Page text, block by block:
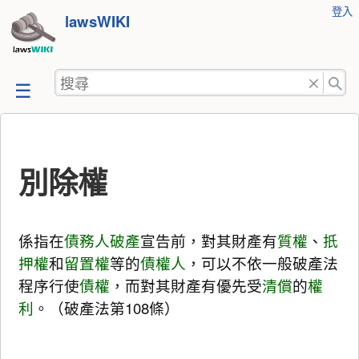
跳
至
容
lawsWIKI
工
登入
搜
尋
別除權
係指在債務人破產宣告前，對其財產有質權 、扺
押權和留置權等的債權人 ，可以不依一般破產法
程序行使債權 ，而對其財產有優先受清償的權
利 。（破產法第108條）